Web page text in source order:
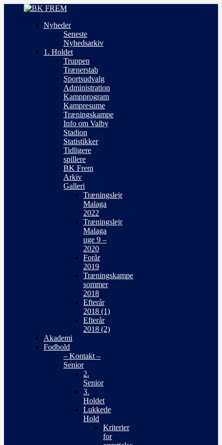
Nyheder
Seneste
Nyhedsarkiv
1. Holdet
Truppen
Trænerstab
Sportsudvalg
Administration
Kampprogram
Kampresume
Træningskampe
Info om Valby
Stadion
Statistikker
Tidligere
spillere
BK Frem
Arkiv
Galleri
Træningslejr
Malaga
2022
Træningslejr
Malaga
uge 9 –
2020
Forår
2019
Træningskampe
sommer
2018
Efterår
2018 (1)
Efterår
2018 (2)
Akademi
Fodbold
– Kontakt –
Senior
2.
Senior
3.
Holdet
Lukkede
Hold
Kriterier
for